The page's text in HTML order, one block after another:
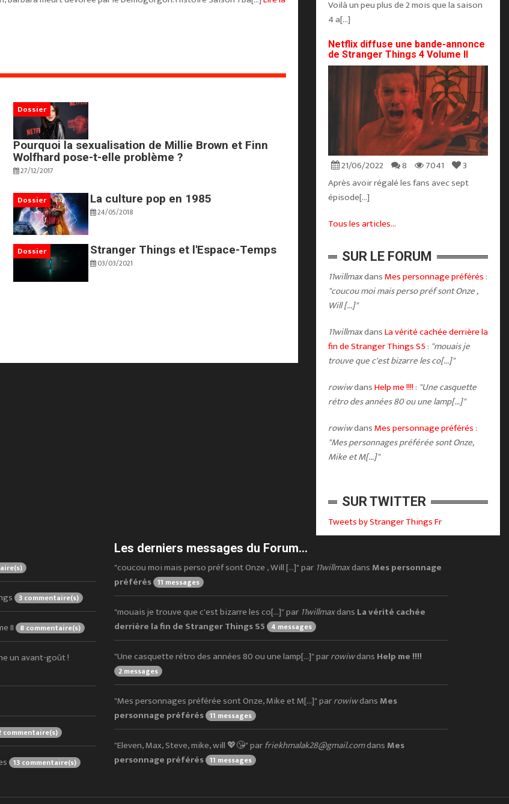
Dossier
Pourquoi la sexualisation de Millie Brown et Finn
Wolfhard pose-t-elle problème ?
27/12/2017
Dossier La culture pop en 1985
24/05/2018
Dossier Stranger Things et l'Espace-Temps
03/03/2021
Voilà un peu plus de 2 mois que la saison
4 a[...]
Netflix diffuse une bande-annonce
de Stranger Things 4 Volume II
21/06/2022 8 7041
3
Après avoir régalé les fans avec sept
épisode[...]
Tous les articles...
SUR LE FORUM
11willmaxdansMes personnage préférés :
"coucou moi mais perso préf sont Onze ,
Will [...]"
11willmaxdansLa vérité cachée derrière la
fin de Stranger Things S5 : "mouais je
trouve que c'est bizarre les co[...]"
rowiwdansHelp me !!!!: "Une casquette
rétro des années 80 ou une lamp[...]"
rowiwdansMes personnage préférés :
"Mes personnages préférée sont Onze,
Mike et M[...]"
SUR TWITTER
Tweets by Stranger Things Fr
3 commentaire(s)
II 8 commentaire(s)
un avant-goût !
commentaire(s)
13 commentaire(s)
Les derniers messages du Forum...
"coucou moi mais perso préf sont Onze , Will [...]" par 11willmaxdans Mes personnage
préférés 11 messages
"mouais je trouve que c'est bizarre les co[...]" par 11willmaxdans La vérité cachée
derrière la fin de Stranger Things S5 4 messages
"Une casquette rétro des années 80 ou une lamp[...]" parrowiwdans Help me !!!!
2 messages
"Mes personnages préférée sont Onze, Mike et M[...]" parrowiwdans Mes
personnage préférés 11 messages
"Eleven, Max, Steve, mike, will 💖😘" parfriekhmalak28@gmail.comdans Mes
personnage préférés 11 messages